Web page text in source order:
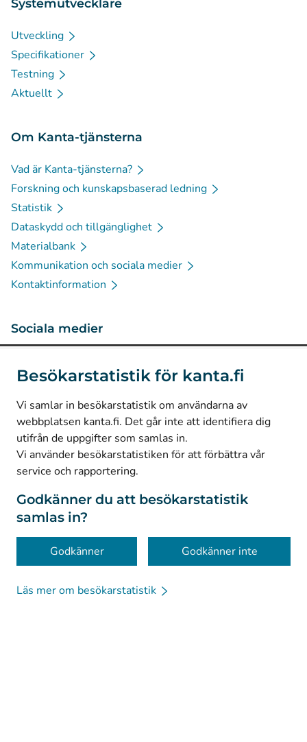
Besökarstatistik för kanta.fi
Vi samlar in besökarstatistik om användarna av
webbplatsen kanta.fi. Det går inte att identifiera dig
utifrån de uppgifter som samlas in.
Vi använder besökarstatistiken för att förbättra vår
service och rapportering.
Godkänner du att besökarstatistik
samlas in?
Godkänner Godkänner inte
Läs mer om besökarstatistik
Systemutvecklare
Utveckling
Specifikationer
Testning
Aktuellt
Om Kanta-tjänsterna
Vad är Kanta-tjänsterna?
Forskning och kunskapsbaserad ledning
Statistik
Dataskydd och tillgänglighet
Materialbank
Kommunikation och sociala medier
Kontaktinformation
Sociala medier
LinkedIn(Avautuu uuteen välilehteen)
Facebook
Avautuu uuteen välilehteen)
© Kanta-Palvelut, Kansaneläkelaitos
Dataskydd
Om webbplatsen
Tillgänglighet
Kakor